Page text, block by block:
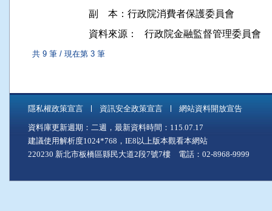
資料來源：
行政院金融監督管理委員會
共 9 筆 / 現在第 3 筆
隱私權政策宣言 資訊安全政策宣言 網站資料開放宣告
資料庫更新週期：二週，最新資料時間：115.07.17
建議使用解析度1024*768，IE8以上版本觀看本網站
220230 新北市板橋區縣民大道2段7號7樓 電話：02-8968-9999